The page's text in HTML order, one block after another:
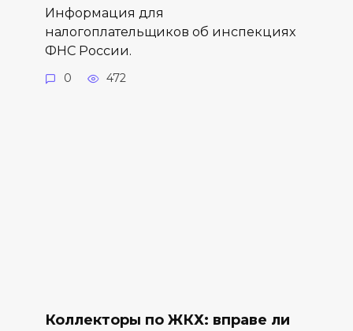
Информация для
налогоплательщиков об инспекциях
ФНС России.
0 472
Коллекторы по ЖКХ: вправе ли